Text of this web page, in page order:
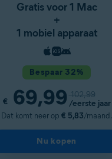
Gratis voor 1 Mac
+
1 mobiel apparaat
Bespaar 32%
€ 69,99 102,99
/eerste jaar
Dat komt neer op € 5,83/maand.
Nu kopen